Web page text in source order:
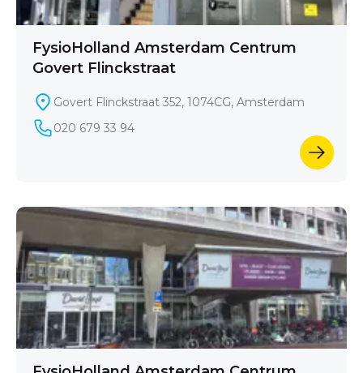
FysioHolland Amsterdam Centrum
Govert Flinckstraat
Govert Flinckstraat 352, 1074CG, Amsterdam
020 679 33 94